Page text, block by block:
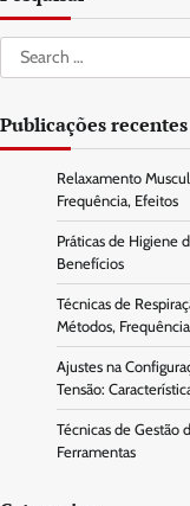
Search
for:
Publicações recentes
Relaxamento
Frequência, Efeitos
Práticas de Higiene
Benefícios
Técnicas de
Métodos,
Ajustes na
Tensão:
Técnicas de Gestão
Ferramentas